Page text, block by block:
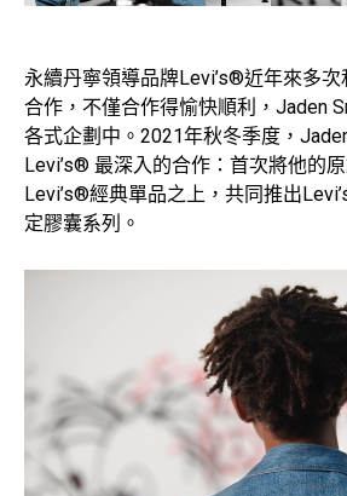
永續丹寧領導品牌Levi’s®近年來多
合作，不僅合作得愉快順利，Jaden
各式企劃中。2021年秋冬季度，
Levi’s® 最深入的合作：首次將他的
Levi’s®經典單品之上，共同推出
定膠囊系列。